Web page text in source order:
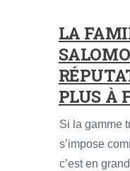
LA
PLUS À
Si la gamme
s’impose
c’est en